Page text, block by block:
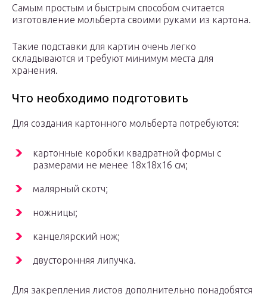
Самым простым и быстрым способом считается
изготовление мольберта своими руками из картона.
Такие подставки для картин очень легко
складываются и требуют минимум места для
хранения.
Что необходимо подготовить
Для создания картонного мольберта потребуются:
картонные коробки квадратной формы с
размерами не менее 18х18х16 см;
малярный скотч;
ножницы;
канцелярский нож;
двусторонняя липучка.
Для закрепления листов дополнительно понадобятся